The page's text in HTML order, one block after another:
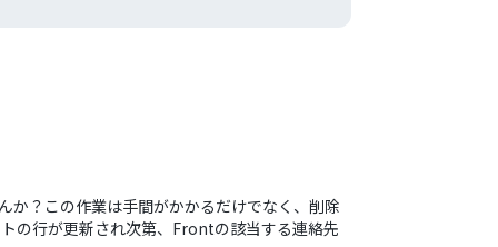
？この作業は手間がかかるだけでなく、削除
の行が更新され次第、Frontの該当する連絡先